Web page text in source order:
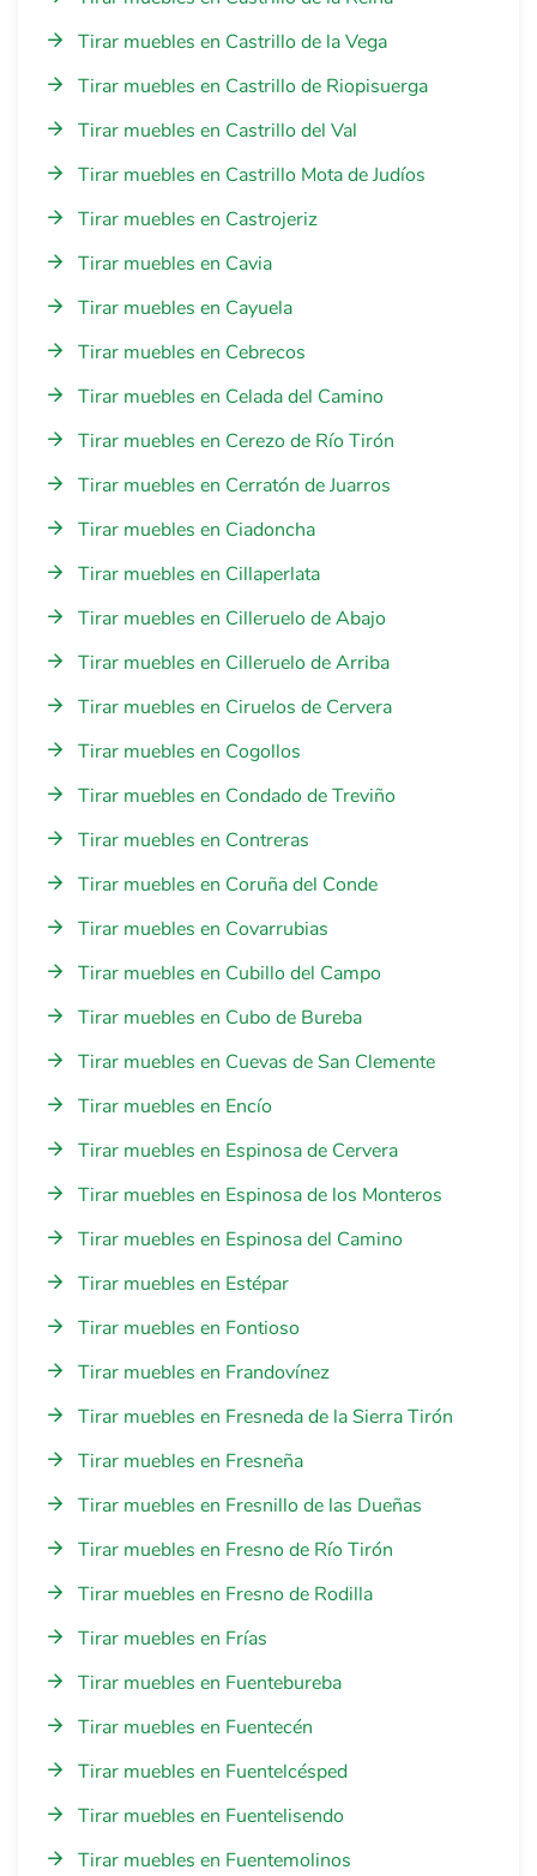
Tirar muebles en Castrillo de la Vega
Tirar muebles en Castrillo de Riopisuerga
Tirar muebles en Castrillo del Val
Tirar muebles en Castrillo Mota de Judíos
Tirar muebles en Castrojeriz
Tirar muebles en Cavia
Tirar muebles en Cayuela
Tirar muebles en Cebrecos
Tirar muebles en Celada del Camino
Tirar muebles en Cerezo de Río Tirón
Tirar muebles en Cerratón de Juarros
Tirar muebles en Ciadoncha
Tirar muebles en Cillaperlata
Tirar muebles en Cilleruelo de Abajo
Tirar muebles en Cilleruelo de Arriba
Tirar muebles en Ciruelos de Cervera
Tirar muebles en Cogollos
Tirar muebles en Condado de Treviño
Tirar muebles en Contreras
Tirar muebles en Coruña del Conde
Tirar muebles en Covarrubias
Tirar muebles en Cubillo del Campo
Tirar muebles en Cubo de Bureba
Tirar muebles en Cuevas de San Clemente
Tirar muebles en Encío
Tirar muebles en Espinosa de Cervera
Tirar muebles en Espinosa de los Monteros
Tirar muebles en Espinosa del Camino
Tirar muebles en Estépar
Tirar muebles en Fontioso
Tirar muebles en Frandovínez
Tirar muebles en Fresneda de la Sierra Tirón
Tirar muebles en Fresneña
Tirar muebles en Fresnillo de las Dueñas
Tirar muebles en Fresno de Río Tirón
Tirar muebles en Fresno de Rodilla
Tirar muebles en Frías
Tirar muebles en Fuentebureba
Tirar muebles en Fuentecén
Tirar muebles en Fuentelcésped
Tirar muebles en Fuentelisendo
Tirar muebles en Fuentemolinos